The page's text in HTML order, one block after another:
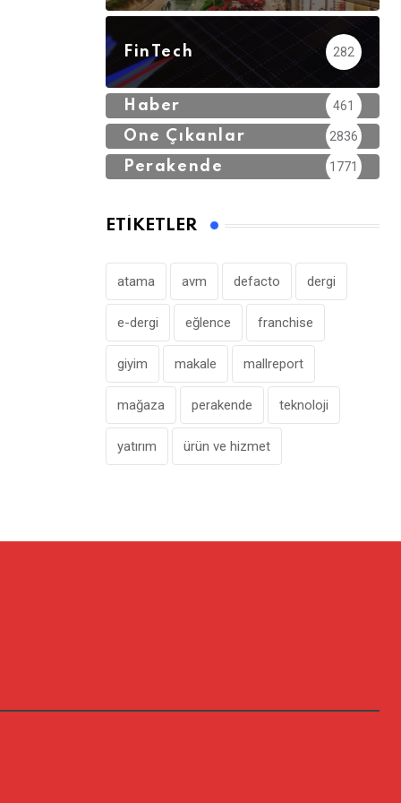
FinTech 282
Haber 461
Öne Çıkanlar 2836
Perakende 1771
ETIKETLER
atama avm defacto dergi
e-dergi eğlence franchise
giyim makale mallreport
mağaza perakende teknoloji
yatırım ürün ve hizmet